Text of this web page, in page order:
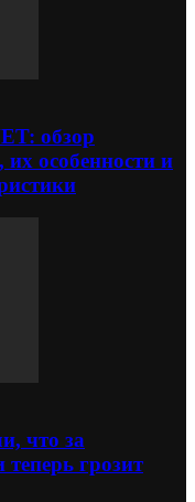
обзор
особенности и
что за
грозит